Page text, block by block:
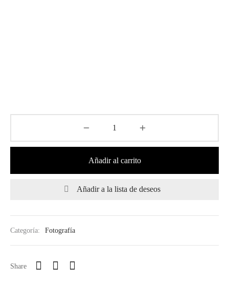
Añadir al carrito
Añadir a la lista de deseos
Categoría: Fotografía
Share